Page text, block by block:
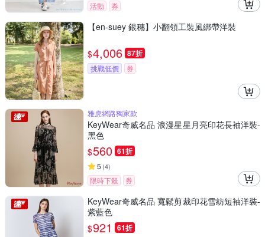
活動 券
【en-suey 銀穗】小翻領工裝風綁帶洋裝
$4,006 87折
挑戰低價 券
雅虎網路獨家款
KeyWear奇威名品 浪漫星星月亮印花長袖洋裝-
黑色
$560 61折
5 (4)
限時下殺 券
KeyWear奇威名品 寬鬆剪裁印花雪紡短袖洋裝-
紫藍色
$921 61折